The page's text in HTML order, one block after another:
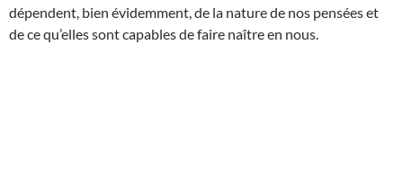
dépendent, bien évidemment, de la nature de nos pensées et
de ce qu’elles sont capables de faire naître en nous.